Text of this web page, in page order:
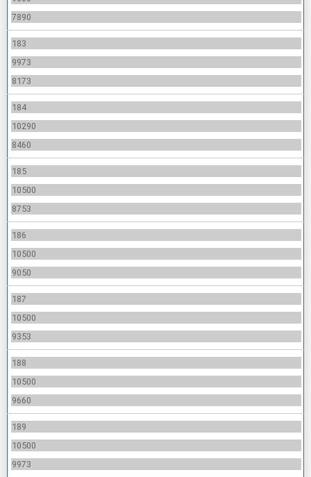
7890
183
9973
8173
184
10290
8460
185
10500
8753
186
10500
9050
187
10500
9353
188
10500
9660
189
10500
9973